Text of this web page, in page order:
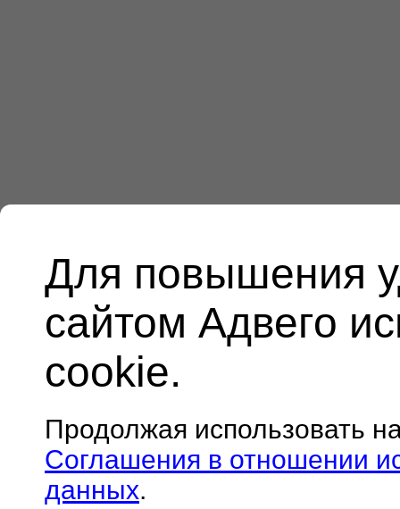
Для повышения
сайтом Адвего
cookie.
Продолжая использовать
Соглашения в отношении
данных.